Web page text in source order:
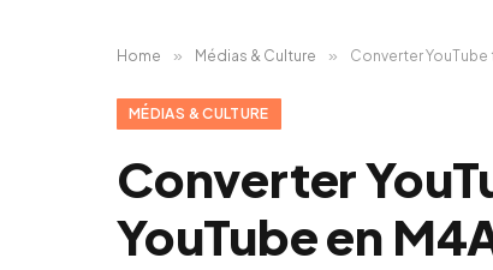
Home » Médias & Culture » Converter YouTube
MÉDIAS & CULTURE
Converter
YouTube en